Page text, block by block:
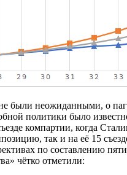
не были неожиданными, о
политики было
компартии, когда
так и на её 15
по составлению
чётко отметили: